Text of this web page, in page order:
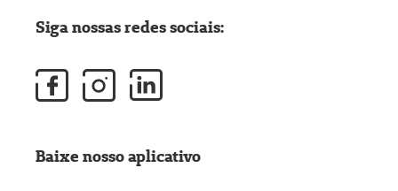
Siga nossas redes sociais:
Baixe nosso aplicativo